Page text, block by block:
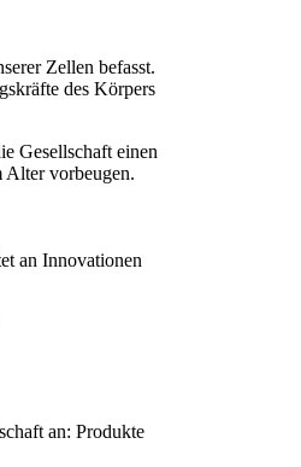
Zellen befasst.
des Körpers
Gesellschaft einen
Alter vorbeugen.
an Innovationen
an: Produkte